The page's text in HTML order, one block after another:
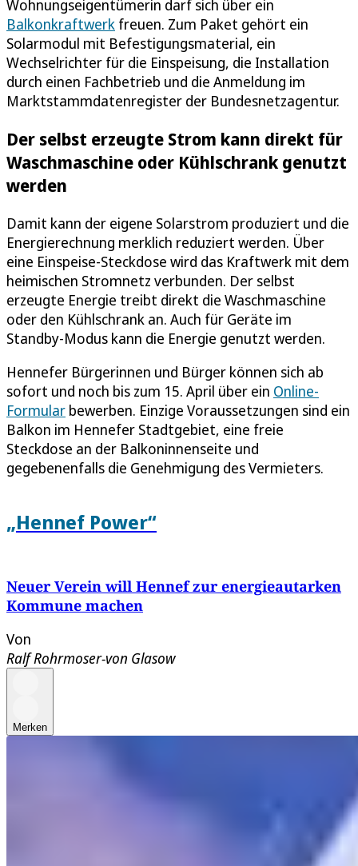
Wohnungseigentümerin darf sich über ein
Balkonkraftwerk freuen. Zum Paket gehört ein
Solarmodul mit Befestigungsmaterial, ein
Wechselrichter für die Einspeisung, die Installation
durch einen Fachbetrieb und die Anmeldung im
Marktstammdatenregister der Bundesnetzagentur.
Der selbst erzeugte Strom kann direkt für
Waschmaschine oder Kühlschrank genutzt
werden
Damit kann der eigene Solarstrom produziert und die
Energierechnung merklich reduziert werden. Über
eine Einspeise-Steckdose wird das Kraftwerk mit dem
heimischen Stromnetz verbunden. Der selbst
erzeugte Energie treibt direkt die Waschmaschine
oder den Kühlschrank an. Auch für Geräte im
Standby-Modus kann die Energie genutzt werden.
Hennefer Bürgerinnen und Bürger können sich ab
sofort und noch bis zum 15. April über ein Online-
Formular bewerben. Einzige Voraussetzungen sind ein
Balkon im Hennefer Stadtgebiet, eine freie
Steckdose an der Balkoninnenseite und
gegebenenfalls die Genehmigung des Vermieters.
„Hennef Power“
Neuer Verein will Hennef zur energieautarken
Kommune machen
Von
Ralf Rohrmoser-von Glasow
Merken